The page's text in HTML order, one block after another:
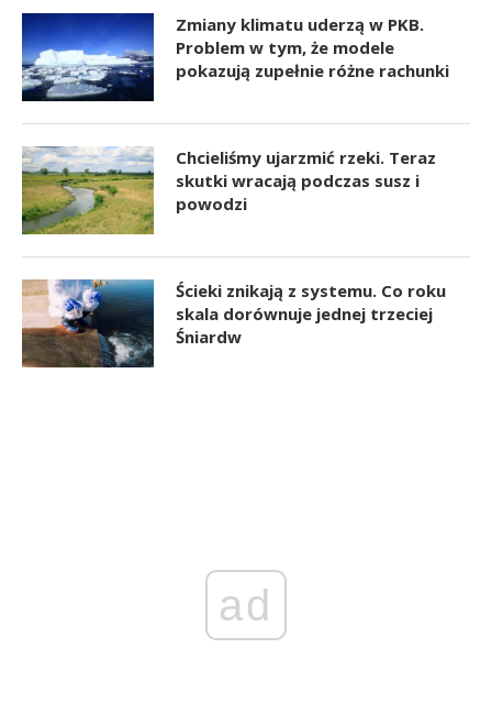
Zmiany klimatu uderzą w PKB.
Problem w tym, że modele
pokazują zupełnie różne rachunki
Chcieliśmy ujarzmić rzeki. Teraz
skutki wracają podczas susz i
powodzi
Ścieki znikają z systemu. Co roku
skala dorównuje jednej trzeciej
Śniardw
ad